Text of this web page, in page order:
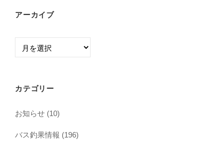
アーカイブ
ア
ブ
カテゴリー
お知らせ (10)
バス釣果情報 (196)